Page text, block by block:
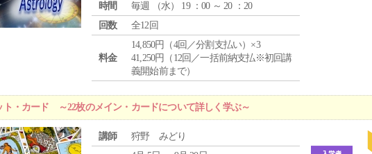
時間
毎週 （水） 19 ：00 ～ 20 ：20
回数
全12回
料金
14,850円（4回／分割支払い）×3
41,250円（12回／一括前納支払※初回講
義開始前まで）
ト・カード ～22枚のメイン・カードについて詳しく学ぶ～
講師 狩野 みどり